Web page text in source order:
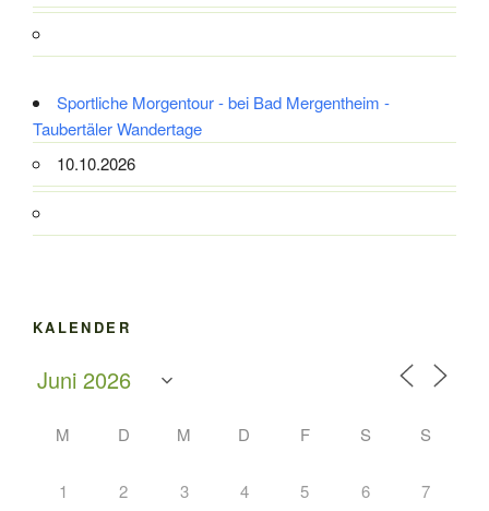
Sportliche Morgentour - bei Bad Mergentheim -
Taubertäler Wandertage
10.10.2026
KALENDER
M D M D F S S
1 2 3 4 5 6 7